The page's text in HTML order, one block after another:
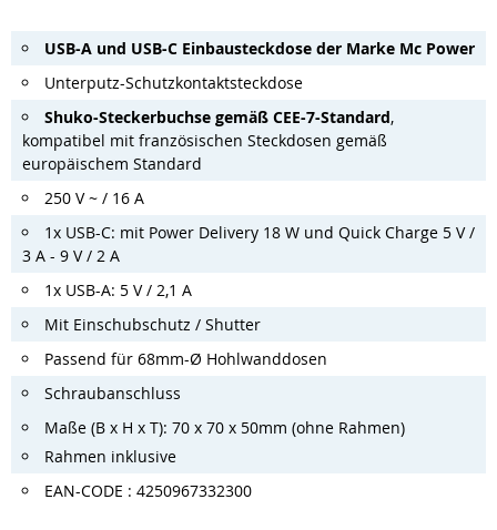
USB-A und USB-C Einbausteckdose der Marke Mc Power
Unterputz-Schutzkontaktsteckdose
Shuko-Steckerbuchse gemäß CEE-7-Standard,
kompatibel mit französischen Steckdosen gemäß
europäischem Standard
250 V ~ / 16 A
1x USB-C: mit Power Delivery 18 W und Quick Charge 5 V /
3 A - 9 V / 2 A
1x USB-A: 5 V / 2,1 A
Mit Einschubschutz / Shutter
Passend für 68mm-Ø Hohlwanddosen
Schraubanschluss
Maße (B x H x T): 70 x 70 x 50mm (ohne Rahmen)
Rahmen inklusive
EAN-CODE : 4250967332300